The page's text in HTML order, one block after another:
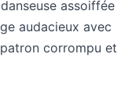
assoiffée
audacieux avec
corrompu et